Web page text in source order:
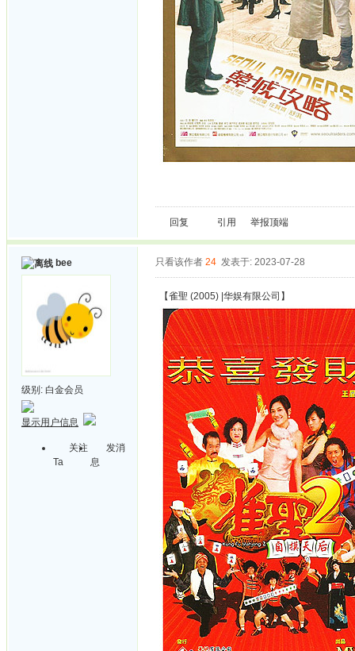
回复 引用 举报顶端
bee
级别: 白金会员
显示用户信息
关注
Ta
发消
息
只看该作者 24 发表于: 2023-07-28
【雀聖 (2005) |华娱有限公司】